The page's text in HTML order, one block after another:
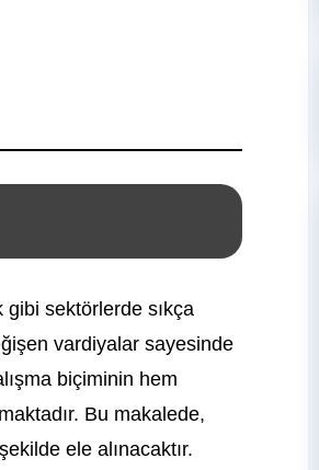
gibi sektörlerde sıkça
vardiyalar sayesinde
biçiminin hem
Bu makalede,
ele alınacaktır.